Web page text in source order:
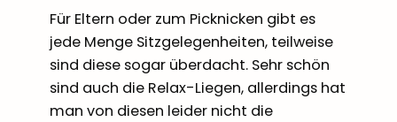
Für Eltern oder zum Picknicken gibt es
jede Menge Sitzgelegenheiten, teilweise
sind diese sogar überdacht. Sehr schön
sind auch die Relax-Liegen, allerdings hat
man von diesen leider nicht die